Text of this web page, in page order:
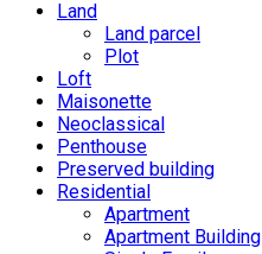
Land
Land parcel
Plot
Loft
Maisonette
Neoclassical
Penthouse
Preserved building
Residential
Apartment
Apartment Building